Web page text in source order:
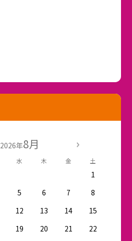
2026年8月
水 木 金 土
1
5 6 7
8
12 13 14
15
19 20 21
22